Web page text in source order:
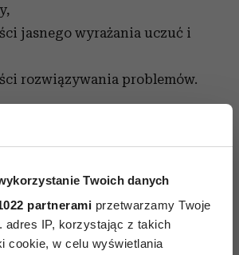
Twoich danych
partnerami przetwarzamy Twoje
adres IP, korzystając z takich
cookie, w celu wyświetlania
jasnego wyrażania uczuć i
rozwiązywania problemów.
inteligencji emocjonalnej
No i ponoć
organem jest… ludzki mózg
można się